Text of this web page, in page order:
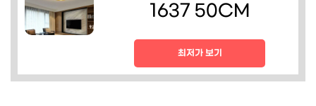
1637 50CM
최저가 보기